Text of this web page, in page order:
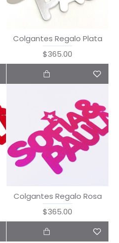
Colgantes Regalo Plata
$365.00
Colgantes Regalo Rosa
$365.00